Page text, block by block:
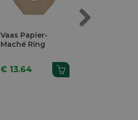
Vaas Papier-
Maché Ring
€ 13.64